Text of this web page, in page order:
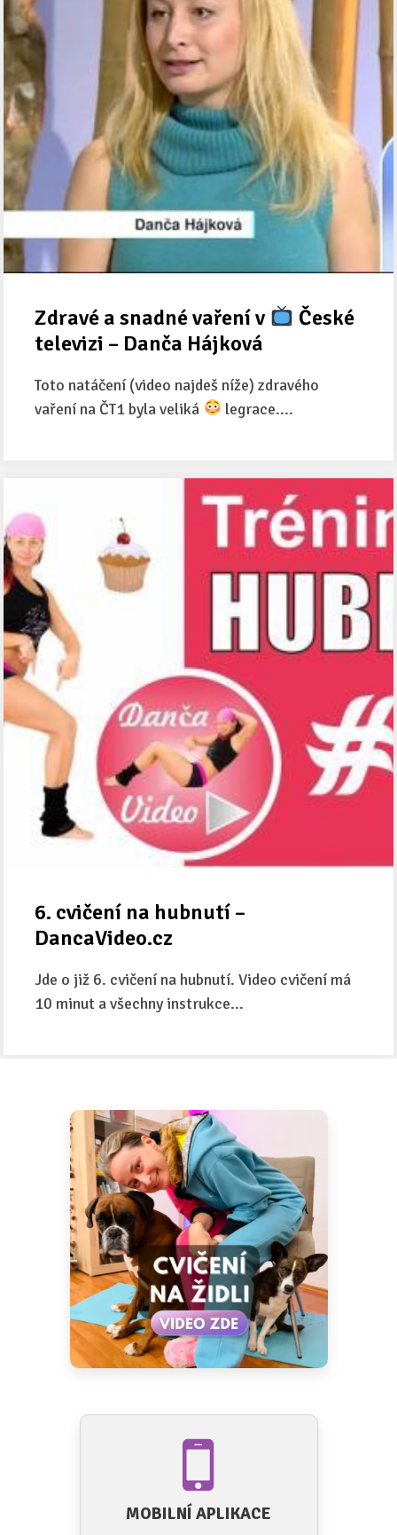
Zdravé a snadné vaření v
České
televizi – Danča Hájková
Toto natáčení (video najdeš níže) zdravého
vaření na ČT1 byla veliká
legrace....
6. cvičení na hubnutí –
DancaVideo.cz
Jde o již 6. cvičení na hubnutí. Video cvičení má
10 minut a všechny instrukce...
MOBILNÍ APLIKACE